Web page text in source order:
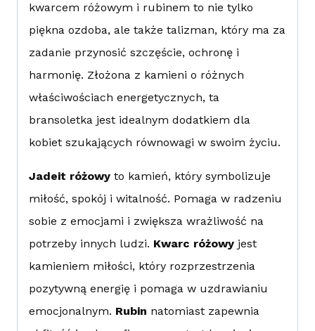
kwarcem różowym i rubinem to nie tylko
piękna ozdoba, ale także talizman, który ma za
zadanie przynosić szczęście, ochronę i
harmonię. Złożona z kamieni o różnych
właściwościach energetycznych, ta
bransoletka jest idealnym dodatkiem dla
kobiet szukających równowagi w swoim życiu.
Jadeit różowy to kamień, który symbolizuje
miłość, spokój i witalność. Pomaga w radzeniu
sobie z emocjami i zwiększa wrażliwość na
potrzeby innych ludzi. Kwarc różowy jest
kamieniem miłości, który rozprzestrzenia
pozytywną energię i pomaga w uzdrawianiu
emocjonalnym. Rubin natomiast zapewnia